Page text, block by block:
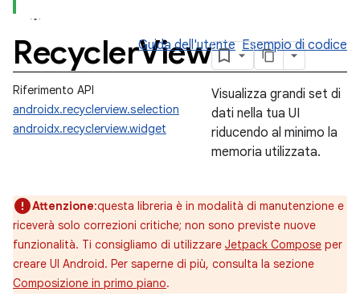
RecyclerView
Guida dell'utente Esempio di codice
Riferimento API
androidx.recyclerview.selection
androidx.recyclerview.widget
Visualizza grandi set di
dati nella tua UI
riducendo al minimo la
memoria utilizzata.
Attenzione:questa libreria è in modalità di manutenzione e
riceverà solo correzioni critiche; non sono previste nuove
funzionalità. Ti consigliamo di utilizzare Jetpack Compose per
creare UI Android. Per saperne di più, consulta la sezione
Composizione in primo piano.